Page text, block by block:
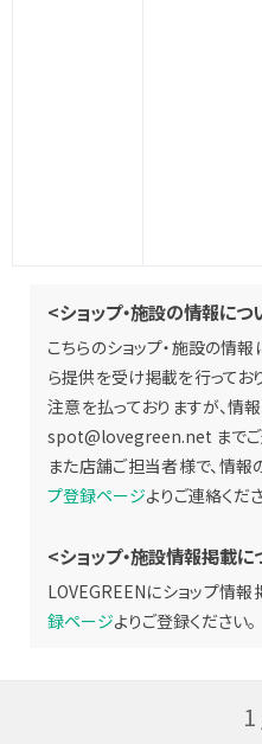
<ショップ・施設の情報につ
こちらのショップ・施設の情
ら提供を受け掲載を行ってお
注意を払っておりますが、情
spot@lovegreen.net まで
また店舗ご担当者様で、情報
プ登録ページよりご連絡くだ
<ショップ・施設情報掲載に
LOVEGREENにショップ情報
録ページよりご登録ください。